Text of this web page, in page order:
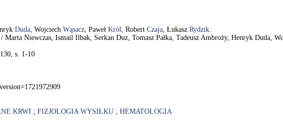
Duda, Wojciech Wąsacz, Paweł Król, Robert Czaja, Łukasz Rydzik.
Niewczas, Ismail Ilbak, Serkan Duz, Tomasz Pałka, Tadeusz Ambroży, Henryk Duda,
s. 1-10
KRWI ; FIZJOLOGIA WYSIŁKU ; HEMATOLOGIA